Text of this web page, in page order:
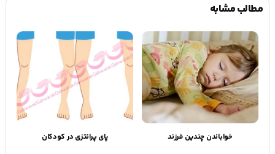
مطالب مشابه
خواباندن چندین فرزند پای پرانتزی در کودکان